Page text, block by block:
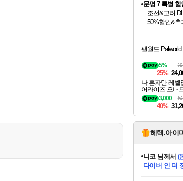
최대 90% 할
네이버혜택
50%할인&추
마블 투혼 파이
마블 히어로
네이버 포인
이니&베니
네이버 혜택
할인&네이
네이버페이
40주년 프로
할인가에 만
일부 에디션
혜택으로 예
편안하게 충
팰월드 Palworld
5%
25%
나 혼자만 레벨
어라이즈 오버
이브 디럭스 에
Solo Leveling
Overdrive
tion
3,000
40%
혜택.아이
니코 님께서 (
다이버 인 더